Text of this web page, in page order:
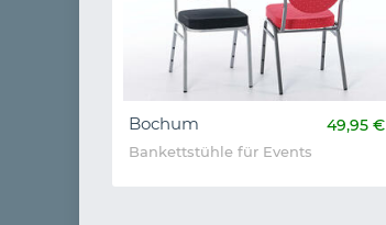
Bochum 49,95 €
Bankettstühle für Events